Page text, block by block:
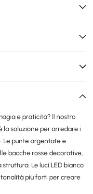
e praticità? Il nostro
la soluzione per arredare i
Le punte argentate e
bacche rosse decorative,
Le luci LED bianco
più forti per creare